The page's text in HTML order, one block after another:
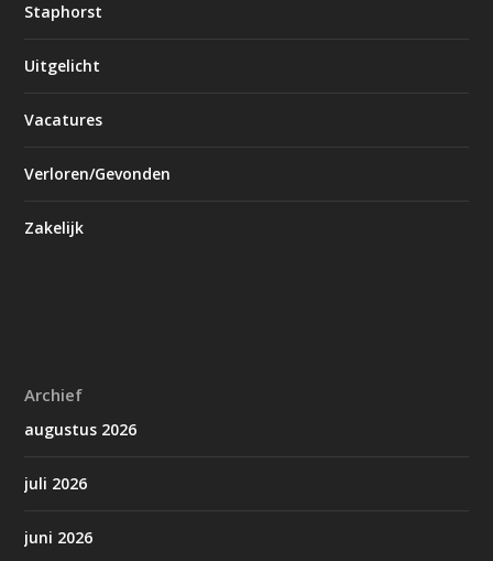
Staphorst
Uitgelicht
Vacatures
Verloren/Gevonden
Zakelijk
Archief
augustus 2026
juli 2026
juni 2026